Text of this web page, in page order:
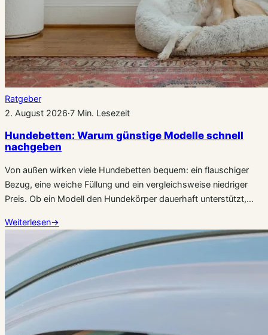
Ratgeber
2. August 2026·7 Min. Lesezeit
Hundebetten: Warum günstige Modelle schnell
nachgeben
Von außen wirken viele Hundebetten bequem: ein flauschiger
Bezug, eine weiche Füllung und ein vergleichsweise niedriger
Preis. Ob ein Modell den Hundekörper dauerhaft unterstützt,…
Weiterlesen→